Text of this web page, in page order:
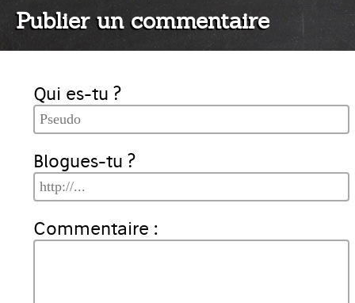
Publier un commentaire
Qui es-tu ?
Blogues-tu ?
Commentaire :